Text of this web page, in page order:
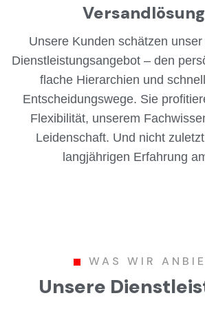
Unsere Kunden schätzen
Dienstleistungsangebot – den
flache Hierarchien und
Entscheidungswege. Sie
Flexibilität, unserem
Leidenschaft. Und nicht
langjährigen Erfahrung
WAS WIR
Unsere